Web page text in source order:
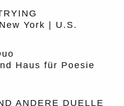
York | U.S.
Haus für Poesie
ANDERE DUELLE